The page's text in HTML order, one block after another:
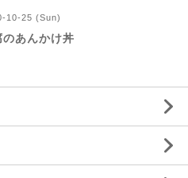
10-25 (Sun)
あんかけ丼